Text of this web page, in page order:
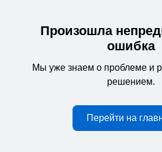
Произошла
ошибка
Мы уже знаем о проблеме и
решением.
Перейти на